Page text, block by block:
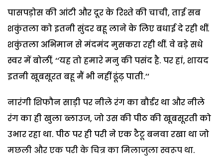
पासपड़ोस की आंटी और दूर के रिश्ते की चाची, ताई सब
शकुंतला को इतनी सुंदर बहू लाने के लिए बधाई दे रही थीं.
शकुंतला अभिमान से मंदमंद मुसकरा रही थीं. वे बड़े सधे
स्वर में बोलीं, ‘‘यह तो हमारे मनु की पसंद है. पर हां, शायद
इतनी खूबसूरत बहू मैं भी नहीं ढूंढ़ पाती.’’
नारंगी शिफौन साड़ी पर नीले रंग का बौर्डर था और नीले
रंग का ही खुला ब्लाउज, जो उस की पीठ की खूबसूरती को
उभार रहा था. पीठ पर ही परी ने एक टैटू बनवा रखा था जो
मछली और एक परी के चित्र का मिलाजुला स्वरूप था.